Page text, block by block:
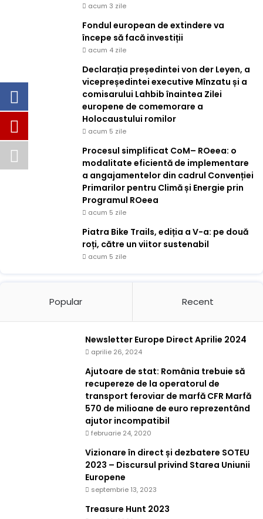
acum 3 zile
Fondul european de extindere va
începe să facă investiții
acum 4 zile
Declarația președintei von der Leyen, a
vicepreședintei executive Mînzatu și a
comisarului Lahbib înaintea Zilei
europene de comemorare a
Holocaustului romilor
acum 5 zile
Procesul simplificat CoM– ROeea: o
modalitate eficientă de implementare
a angajamentelor din cadrul Convenției
Primarilor pentru Climă și Energie prin
Programul ROeea
acum 5 zile
Piatra Bike Trails, ediția a V-a: pe două
roți, către un viitor sustenabil
acum 5 zile
Popular Recent
Newsletter Europe Direct Aprilie 2024
aprilie 26, 2024
Ajutoare de stat: România trebuie să
recupereze de la operatorul de
transport feroviar de marfă CFR Marfă
570 de milioane de euro reprezentând
ajutor incompatibil
februarie 24, 2020
Vizionare în direct și dezbatere SOTEU
2023 – Discursul privind Starea Uniunii
Europene
septembrie 13, 2023
Treasure Hunt 2023